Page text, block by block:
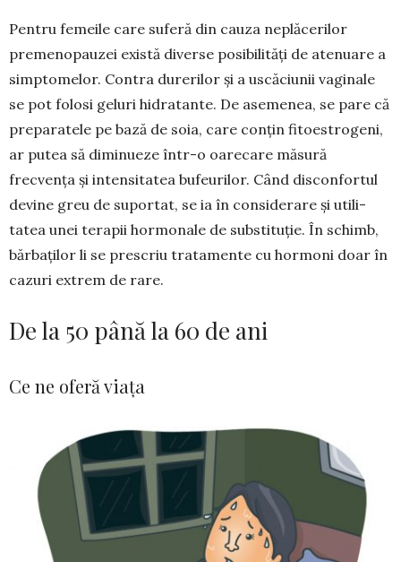
Pentru femeile care suferă din cauza neplăce­rilor
premenopauzei există diverse posibilități de atenuare a
simptomelor. Contra durerilor și a uscăciunii vaginale
se pot folosi geluri hidratante. De asemenea, se pare că
preparatele pe bază de soia, care conțin fitoestrogeni,
ar putea să dimi­nueze într-o oarecare măsură
frecvența și inten­sitatea bufeurilor. Când discon­for­tul
devine greu de supor­tat, se ia în con­siderare și utili­
tatea unei terapii hormonale de sub­stituție. În schimb,
băr­bați­lor li se prescriu tratamente cu hor­moni doar în
cazuri extrem de rare.
De la 50 până la 60 de ani
Ce ne oferă viața